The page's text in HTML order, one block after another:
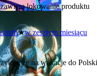
lokowanie produktu
★w zeszłym miesiącu
że na wakacje do